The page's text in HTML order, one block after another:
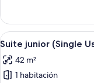
(Single
Use)
Premium
doble
de
individual
(Single
Abrir
todas
las
fotos
5
Suite junior (Single
42 m²
1 habitación